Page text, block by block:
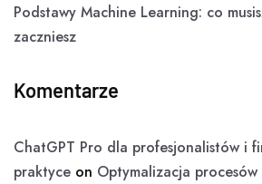
Podstawy Machine Learning: co
zaczniesz
Komentarze
ChatGPT Pro dla profesjonalistów i
praktyce on Optymalizacja